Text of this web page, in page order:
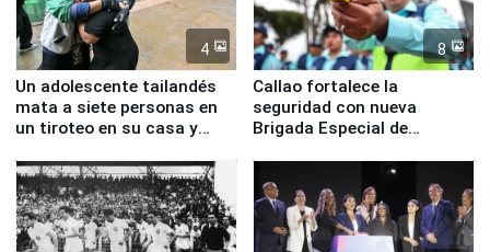
4
Un adolescente tailandés
mata a siete personas en
un tiroteo en su casa y
8
Callao fortalece la
seguridad con nueva
Brigada Especial de
equipamiento para
Serenazgo